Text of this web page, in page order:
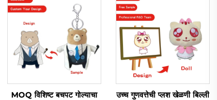
MOQ विशिष्ट बचपट गोल्याचा
उच्च गुणवत्तेची प्लश खेळणी बिल्ली